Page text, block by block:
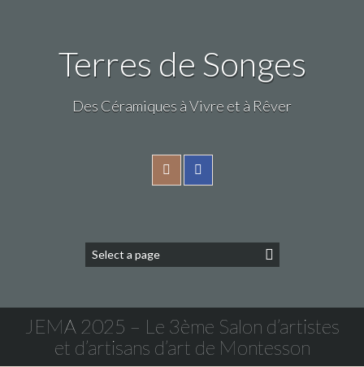
Terres de Songes
Des Céramiques à Vivre et à Rêver
JEMA 2025 – Le 3ème Salon d’artistes
et d’artisans d’art de Montesson